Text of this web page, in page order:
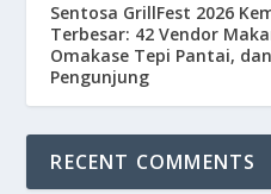
Sentosa GrillFest 2026
Terbesar: 42 Vendor
Omakase Tepi Pantai,
Pengunjung
RECENT COMMENTS